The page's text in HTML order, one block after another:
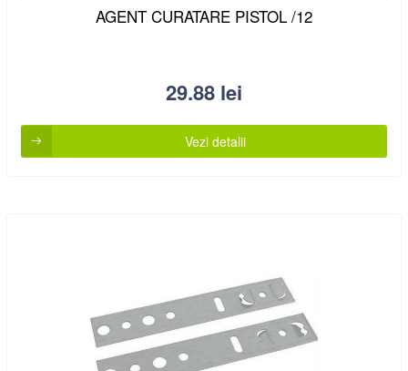
AGENT CURATARE PISTOL /12
29.88 lei
Vezi detalii